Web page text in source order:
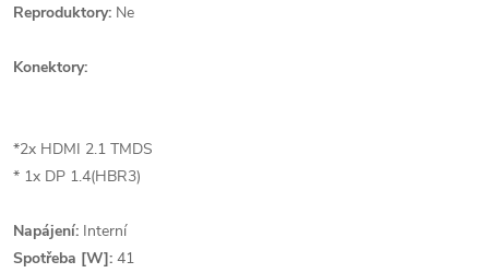
Reproduktory: Ne
Konektory:
*2x HDMI 2.1 TMDS
* 1x DP 1.4(HBR3)
Napájení: Interní
Spotřeba [W]: 41